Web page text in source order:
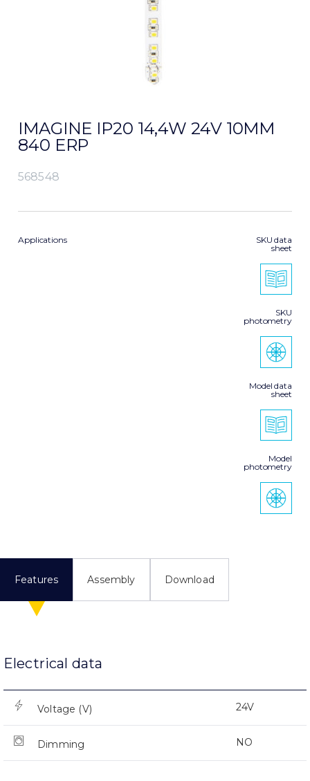
IMAGINE IP20 14,4W 24V 10MM
840 ERP
568548
Applications
SKU data
sheet
SKU
photometry
Model data
sheet
Model
photometry
Features Assembly Download
Electrical data
Voltage (V) 24V
Dimming NO